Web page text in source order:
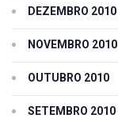
DEZEMBRO 2010
NOVEMBRO 2010
OUTUBRO 2010
SETEMBRO 2010